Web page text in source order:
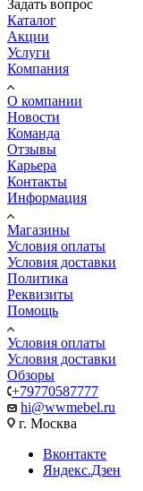
Задать вопрос
Каталог
Акции
Услуги
Компания
О компании
Новости
Команда
Отзывы
Карьера
Контакты
Информация
Магазины
Условия оплаты
Условия доставки
Политика
Реквизиты
Помощь
Условия оплаты
Условия доставки
Обзоры
+79770587777
hi@wwmebel.ru
г. Москва
Вконтакте
Яндекс.Дзен